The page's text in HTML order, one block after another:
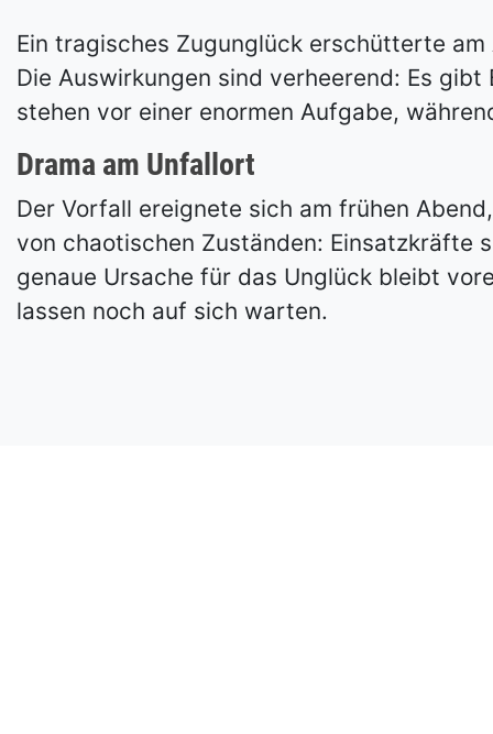
Ein tragisches Zugunglück erschütterte
Die Auswirkungen sind verheerend: Es
stehen vor einer enormen Aufgabe,
Drama am Unfallort
Der Vorfall ereignete sich am frühen
von chaotischen Zuständen: Einsatzkräfte
genaue Ursache für das Unglück bleibt
lassen noch auf sich warten.